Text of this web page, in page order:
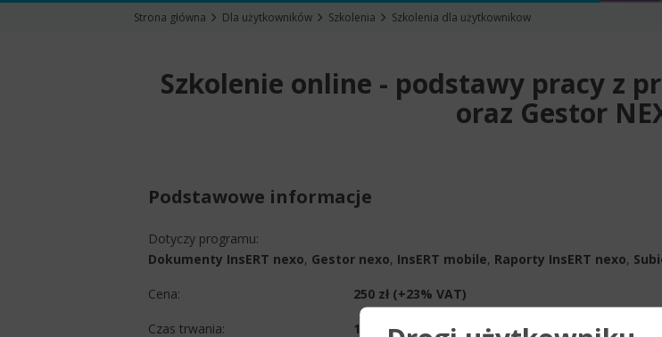
Strona główna Dla użytkowników Szkolenia Szkolenia dla użytkownikow
Szkolenie online - podstawy pracy z
oraz Gestor
Podstawowe informacje
Dotyczy programu:
Dokumenty InsERT nexo, Gestor nexo, InsERT mobile, Raporty InsERT nexo,
Cena: 250 zł (+23% VAT)
Czas trwania: 1 godzin